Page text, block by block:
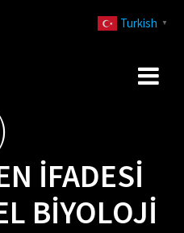
IFADESI
BIYOLOJI
Turkish ▼